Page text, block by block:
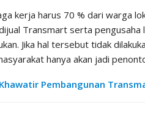
kerja harus 70 % dari warga
Transmart serta
Jika hal tersebut tidak
hanya akan jadi
Pembangunan